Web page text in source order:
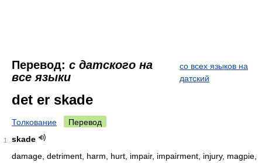
Перевод: с датского на
все языки
со всех языков на
датский
det er skade
Толкование Перевод
1
skade
damage, detriment, harm, hurt, impair, impairment, injury, magpie,